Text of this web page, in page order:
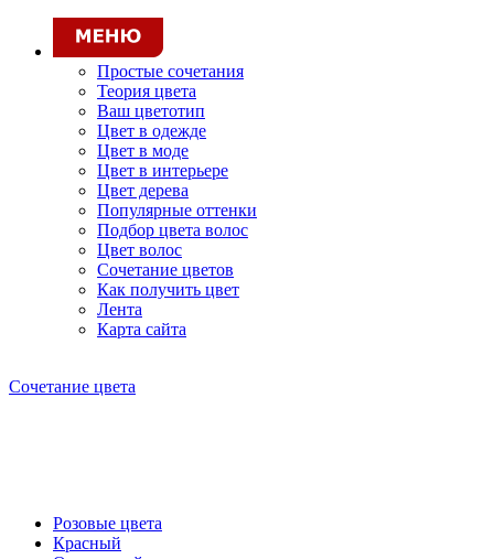
Простые сочетания
Теория цвета
Ваш цветотип
Цвет в одежде
Цвет в моде
Цвет в интерьере
Цвет дерева
Популярные оттенки
Подбор цвета волос
Цвет волос
Сочетание цветов
Как получить цвет
Лента
Карта сайта
Сочетание цвета
Розовые цвета
Красный